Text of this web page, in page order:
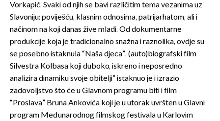
Vorkapić. Svaki od njih se bavi različitim tema vezanima uz
Slavoniju: poviješću, klasnim odnosima, patrijarhatom, ali i
načinom na koji danas žive mladi. Od dokumentarne
produkcije koja je tradicionalno snažna i raznolika, ovdje su
se posebno istaknula “Naša djeca”, (auto)biografski film
Silvestra Kolbasa koji duboko, iskreno i neposredno
analizira dinamiku svoje obitelji” istaknuo je i izrazio
zadovoljstvo što će u Glavnom programu biti i film
“Proslava” Bruna Ankovića koji je u utorak uvršten u Glavni
program Međunarodnog filmskog festivala u Karlovim